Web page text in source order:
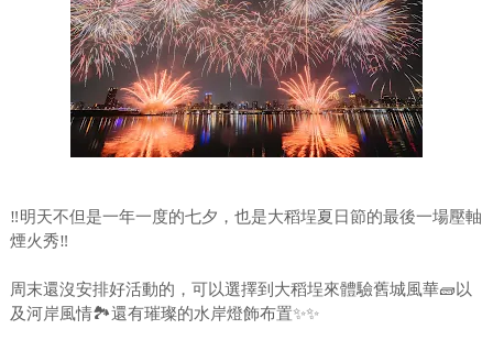
‼️明天不但是一年一度的七夕，也是大稻埕夏日節的最後一場壓軸
煙火秀‼️
周末還沒安排好活動的，可以選擇到大稻埕來體驗舊城風華🧱以
及河岸風情🏞還有璀璨的水岸燈飾布置✨️✨️